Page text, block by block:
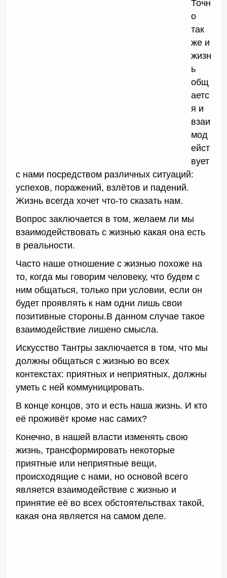
Точн
о
так
же и
жизн
ь
общ
аетс
я и
взаи
мод
ейст
вует
с нами посредством различных ситуаций:
успехов, поражений, взлётов и падений.
Жизнь всегда хочет что-то сказать нам.
Вопрос заключается в том, желаем ли мы
взаимодействовать с жизнью какая она есть
в реальности.
Часто наше отношение с жизнью похоже на
то, когда мы говорим человеку, что будем с
ним общаться, только при условии, если он
будет проявлять к нам одни лишь свои
позитивные стороны.В данном случае такое
взаимодействие лишено смысла.
Искусство Тантры заключается в том, что мы
должны общаться с жизнью во всех
контекстах: приятных и неприятных, должны
уметь с ней коммуницировать.
В конце концов, это и есть наша жизнь. И кто
её проживёт кроме нас самих?
Конечно, в нашей власти изменять свою
жизнь, трансформировать некоторые
приятные или неприятные вещи,
происходящие с нами, но основой всего
является взаимодействие с жизнью и
принятие её во всех обстоятельствах такой,
какая она является на самом деле.